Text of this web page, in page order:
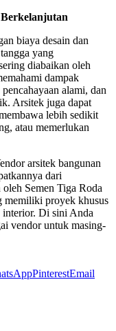
biaya desain dan
yang
diabaikan oleh
dampak
alami, dan
Arsitek juga dapat
lebih sedikit
atau memerlukan
arsitek bangunan
dari
Semen Tiga Roda
memiliki proyek khusus
interior. Di sini Anda
vendor untuk masing-
PinterestEmail